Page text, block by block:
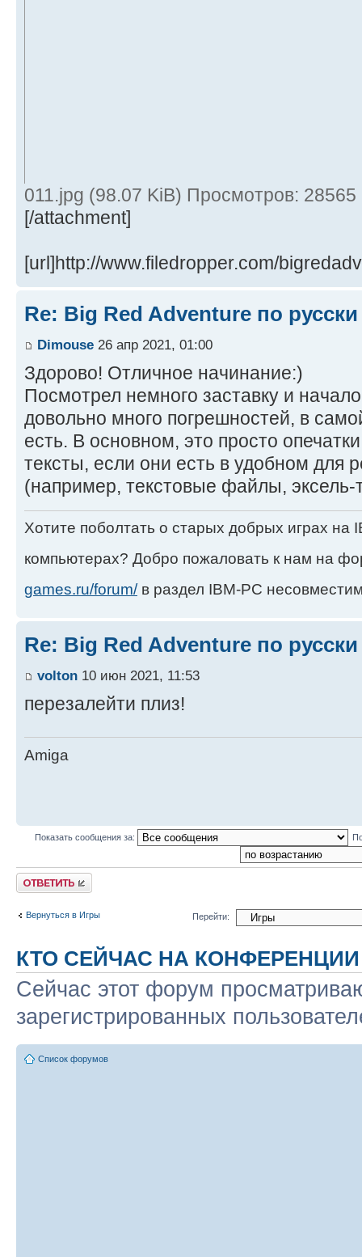
011.jpg (98.07 KiB) Просмотров: 28565
[/attachment]
[url]http://www.filedropper.com/
Re: Big Red Adventure по русски
Dimouse 26 апр 2021, 01:00
Здорово! Отличное начинание:)
Посмотрел немного заставку и
довольно много погрешностей, в
есть. В основном, это просто
тексты, если они есть в удобном для
(например, текстовые файлы, эксель-
Хотите поболтать о старых добрых играх на
компьютерах? Добро пожаловать к нам на
games.ru/forum/в раздел IBM-PC
Re: Big Red Adventure по русски
volton 10 июн 2021, 11:53
перезалейти плиз!
Amiga
Показать сообщения за:
Ответить
Вернуться в Игры Перейти:
КТО СЕЙЧАС НА КОНФЕРЕНЦИИ
Сейчас этот форум
зарегистрированных
Список форумов